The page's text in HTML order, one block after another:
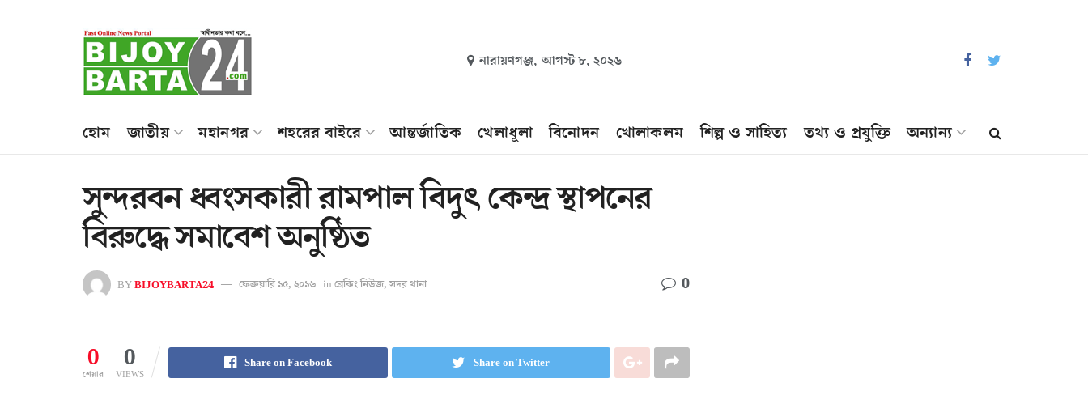
নারায়ণগঞ্জ, আগস্ট ৮, ২০২৬
হোম জাতীয় মহানগর শহরের বাইরে আন্তর্জাতিক খেলাধূলা বিনোদন খোলাকলম শিল্প ও সাহিত্য তথ্য ও প্রযুক্তি অন্যান্য
সুন্দরবন ধ্বংসকারী রামপাল বিদুৎ কেন্দ্র স্থাপনের
বিরুদ্ধে সমাবেশ অনুষ্ঠিত
BYBIJOYBARTA24 ফেব্রুয়ারি ১৫, ২০১৬ in ব্রেকিং নিউজ, সদর থানা 0
0
শেয়ার
0
VIEWS
Share on Facebook Share on Twitter